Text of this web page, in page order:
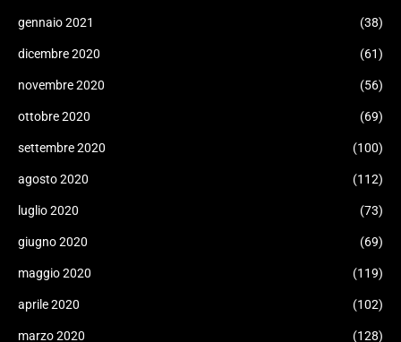
gennaio 2021 (38)
dicembre 2020 (61)
novembre 2020 (56)
ottobre 2020 (69)
settembre 2020 (100)
agosto 2020 (112)
luglio 2020 (73)
giugno 2020 (69)
maggio 2020 (119)
aprile 2020 (102)
marzo 2020 (128)